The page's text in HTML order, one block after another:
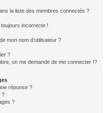
la liste des membres connectés ?
toujours incorrecte !
mon nom d’utilisateur ?
?
on me demande de me connecter !?
réponse ?
?
?